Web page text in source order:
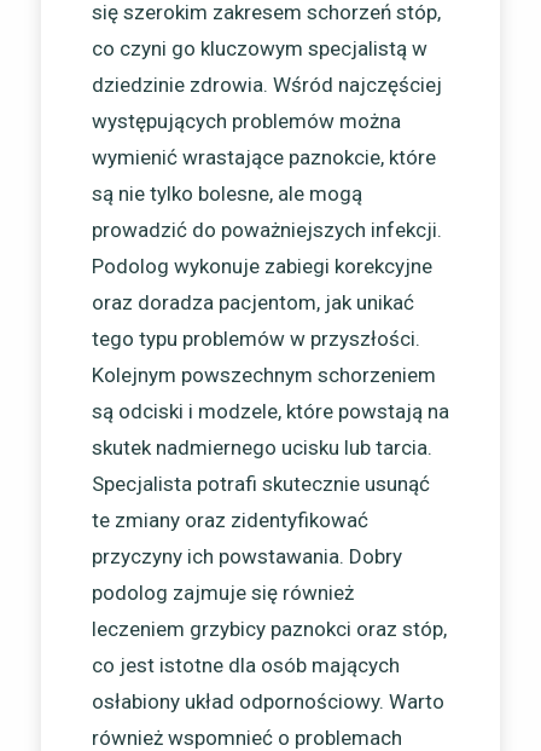
się szerokim zakresem schorzeń stóp,
co czyni go kluczowym specjalistą w
dziedzinie zdrowia. Wśród najczęściej
występujących problemów można
wymienić wrastające paznokcie, które
są nie tylko bolesne, ale mogą
prowadzić do poważniejszych infekcji.
Podolog wykonuje zabiegi korekcyjne
oraz doradza pacjentom, jak unikać
tego typu problemów w przyszłości.
Kolejnym powszechnym schorzeniem
są odciski i modzele, które powstają na
skutek nadmiernego ucisku lub tarcia.
Specjalista potrafi skutecznie usunąć
te zmiany oraz zidentyfikować
przyczyny ich powstawania. Dobry
podolog zajmuje się również
leczeniem grzybicy paznokci oraz stóp,
co jest istotne dla osób mających
osłabiony układ odpornościowy. Warto
również wspomnieć o problemach